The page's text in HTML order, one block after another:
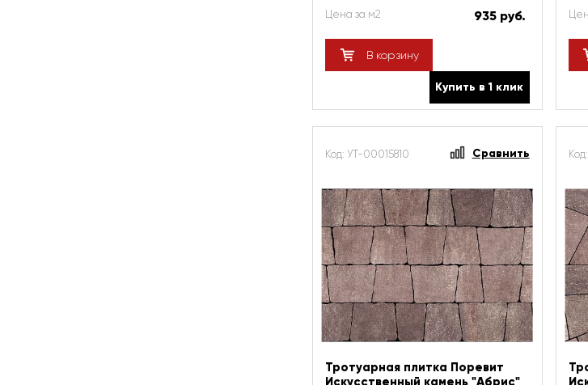
Цена за м2 935 руб.
В корзину
Купить в 1 клик
Код: УТ-00015810 Сравнить
Тротуарная плитка Поревит
Искусственный камень "Абрис"